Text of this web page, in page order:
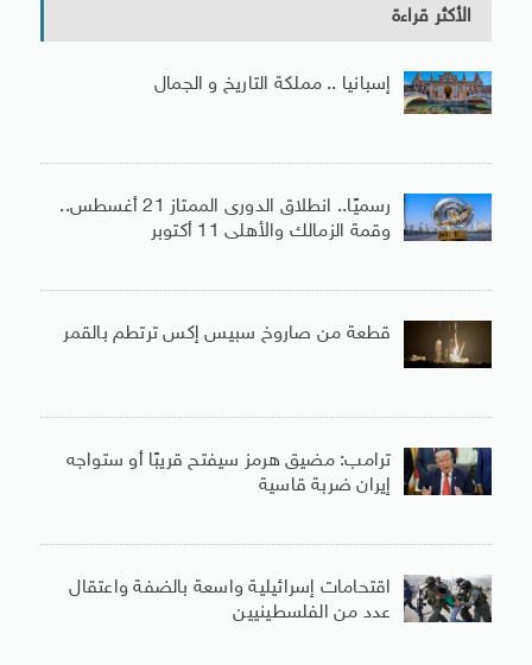
الأكثر قراءة
إسبانيا .. مملكة التاريخ و الجمال
رسميًا.. انطلاق الدورى الممتاز 21 أغسطس..
وقمة الزمالك والأهلى 11 أكتوبر
قطعة من صاروخ سبيس إكس ترتطم بالقمر
ترامب: مضيق هرمز سيفتح قريبًا أو ستواجه
إيران ضربة قاسية
اقتحامات إسرائيلية واسعة بالضفة واعتقال
عدد من الفلسطينيين